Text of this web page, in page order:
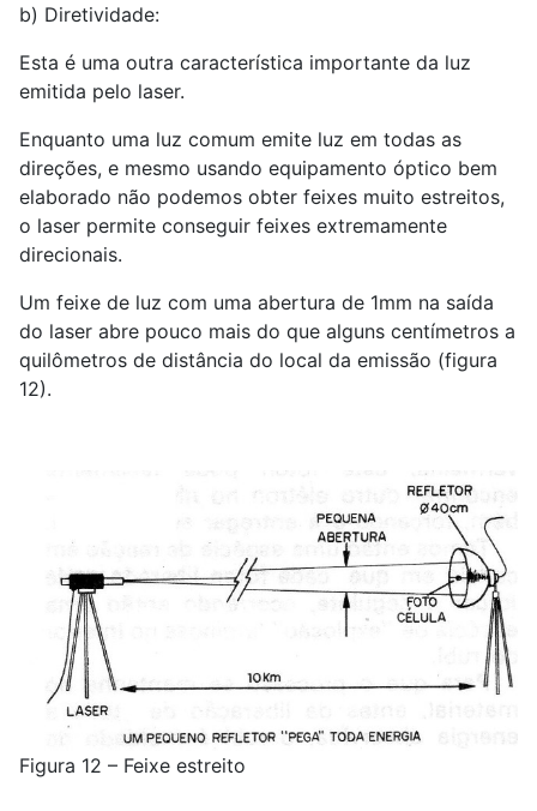
b) Diretividade:
Esta é uma outra característica importante da luz
emitida pelo laser.
Enquanto uma luz comum emite luz em todas as
direções, e mesmo usando equipamento óptico bem
elaborado não podemos obter feixes muito estreitos,
o laser permite conseguir feixes extremamente
direcionais.
Um feixe de luz com uma abertura de 1mm na saída
do laser abre pouco mais do que alguns centímetros a
quilômetros de distância do local da emissão (figura
12).
Figura 12 – Feixe estreito